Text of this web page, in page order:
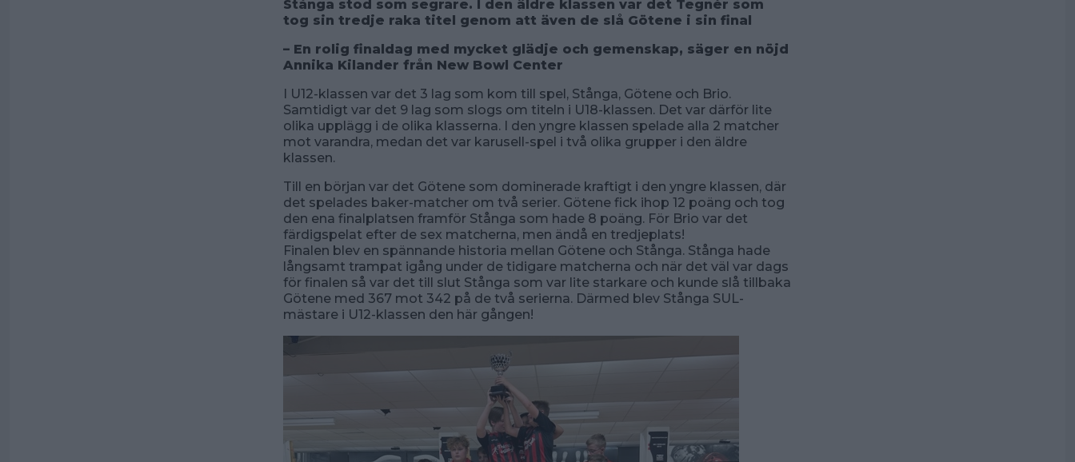
Stånga stod som segrare. I den äldre klassen var det Tegnér som
tog sin tredje raka titel genom att även de slå Götene i sin final
– En rolig finaldag med mycket glädje och gemenskap, säger en nöjd
Annika Kilander från New Bowl Center
I U12-klassen var det 3 lag som kom till spel, Stånga, Götene och Brio.
Samtidigt var det 9 lag som slogs om titeln i U18-klassen. Det var därför lite
olika upplägg i de olika klasserna. I den yngre klassen spelade alla 2 matcher
mot varandra, medan det var karusell-spel i två olika grupper i den äldre
klassen.
Till en början var det Götene som dominerade kraftigt i den yngre klassen, där
det spelades baker-matcher om två serier. Götene fick ihop 12 poäng och tog
den ena finalplatsen framför Stånga som hade 8 poäng. För Brio var det
färdigspelat efter de sex matcherna, men ändå en tredjeplats!
Finalen blev en spännande historia mellan Götene och Stånga. Stånga hade
långsamt trampat igång under de tidigare matcherna och när det väl var dags
för finalen så var det till slut Stånga som var lite starkare och kunde slå tillbaka
Götene med 367 mot 342 på de två serierna. Därmed blev Stånga SUL-
mästare i U12-klassen den här gången!